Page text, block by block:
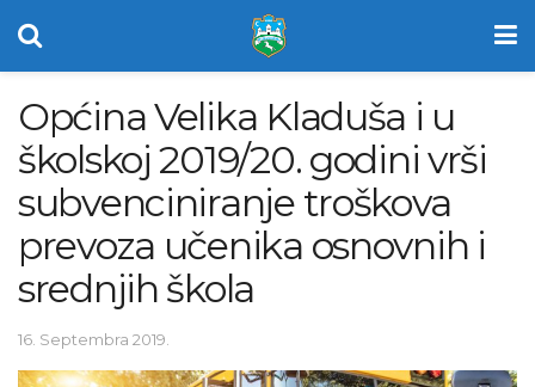
Općina Velika Kladuša i u
školskoj 2019/20. godini vrši
subvenciniranje troškova
prevoza učenika osnovnih i
srednjih škola
16. Septembra 2019.